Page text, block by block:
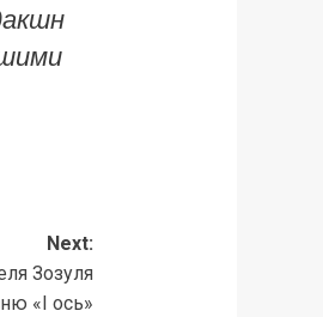
Next:
Зозуля
«І ось»